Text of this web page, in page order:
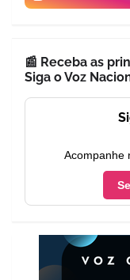
📰 Receba as
Siga o Voz
Acompanhe